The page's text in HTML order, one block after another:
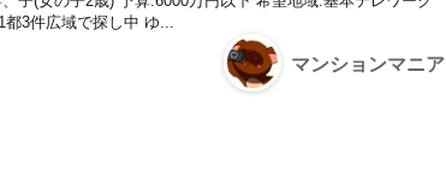
都3件広域で探し中 ゆ...
マンションマニア